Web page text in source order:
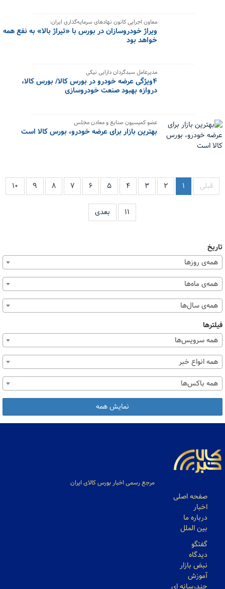
معاون اجرایی کانون نهادهای سرمایه‌گذاری ایران:
ویراژ خودروسازان در بورس با «تیراژ بالا» به نفع همه
خواهد بود
مدیرعامل سبدگردان دارایی نیکی
۴ویژگی عرضه خودرو در بورس کالا/ بورس کالا،
دروازه بهبود صنعت خودروسازی
عضو کمیسیون صنایع و معادن مجلس
بهترین بازار برای عرضه خودرو، بورس کالا است
قبلی ۱ ۲ ۳ ۴ ۵ ۶ ۷ ۸ ۹ ۱۰
۱۱ بعدی
تاریخ
همه‌ی روزها
همه‌ی ماه‌ها
همه‌ی سال‌ها
فیلترها
همه سرویس‌ها
همه انواع خبر
همه باکس‌ها
نمایش همه
مرجع رسمی اخبار بورس کالای ایران
صفحه اصلی
اخبار
درباره ما
بین الملل
گفتگو
دیدگاه
نبض بازار
آموزش